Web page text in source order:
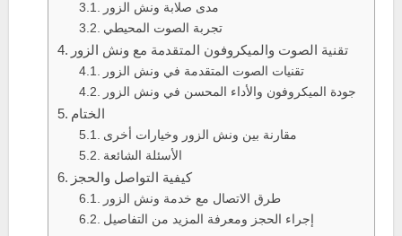
مدى صلابة ونش الزور
تجربة الصوت المحيطي
تقنية الصوت والميكروفون المتقدمة مع ونش الزور
تقنيات الصوت المتقدمة في ونش الزور
جودة الميكروفون والأداء المحسن في ونش الزور
الختام
مقارنة بين ونش الزور وخيارات أخرى
الأسئلة الشائعة
كيفية التواصل والحجز
طرق الاتصال مع خدمة ونش الزور
إجراء الحجز ومعرفة المزيد من التفاصيل